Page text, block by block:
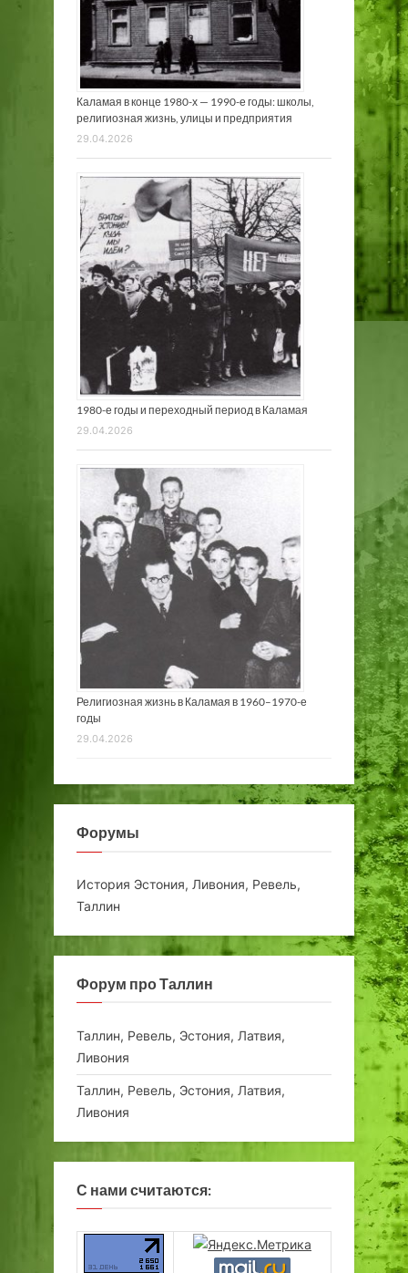
Каламая в конце 1980-х — 1990-е годы: школы,
религиозная жизнь, улицы и предприятия
29.04.2026
1980-е годы и переходный период в Каламая
29.04.2026
Религиозная жизнь в Каламая в 1960–1970-е
годы
29.04.2026
Форумы
История Эстония, Ливония, Ревель,
Таллин
Форум про Таллин
Таллин, Ревель, Эстония, Латвия,
Ливония
Таллин, Ревель, Эстония, Латвия,
Ливония
С нами считаются: